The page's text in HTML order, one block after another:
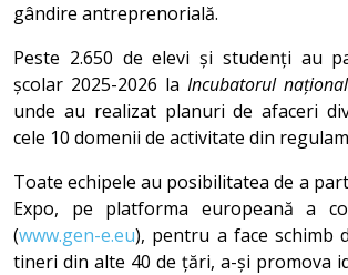
gândire antreprenorială.
Peste 2.650 de elevi și studenți au
școlar 2025-2026 la Incubatorul
unde au realizat planuri de afaceri
cele 10 domenii de activitate din
Toate echipele au posibilitatea de a
Expo, pe platforma europeană a
(www.gen-e.eu), pentru a face schimb
tineri din alte 40 de țări, a-și promova